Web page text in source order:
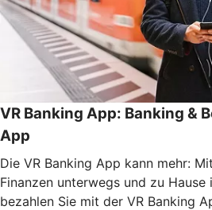
VR Banking App: Banking &
App
Die VR Banking App kann mehr:
Finanzen unterwegs und zu
bezahlen Sie mit der VR Banking